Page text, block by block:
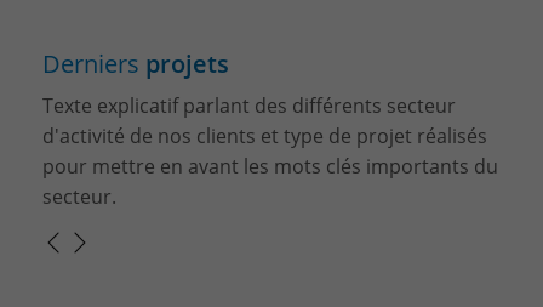
Derniers projets
Texte explicatif parlant des différents secteur
d'activité de nos clients et type de projet réalisés
pour mettre en avant les mots clés importants du
secteur.